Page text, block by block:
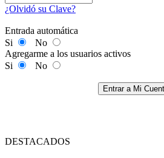
¿Olvidó su Clave?
Entrada automática
Si
No
Agregarme a los usuarios activos
Si
No
Entrar a Mi
DESTACADOS